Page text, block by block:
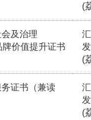
(
及治理
牌价值提升证书
(
证书（兼读
(